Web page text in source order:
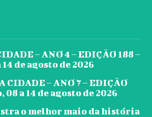
– ANO 4 – EDIÇÃO 188 –
14 de agosto de 2026
CIDADE – ANO 7 – EDIÇÃO
08 a 14 de agosto de 2026
o melhor maio da história